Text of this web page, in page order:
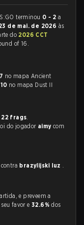
terminou 0 - 2 a
de mai. de 2026 às
do 2026 CCT
of 16.
no mapa Ancient
no mapa Dust II
22 frags.
do jogador aimy com
brazylijski luz .
e preveem a
favor e32.6%dos